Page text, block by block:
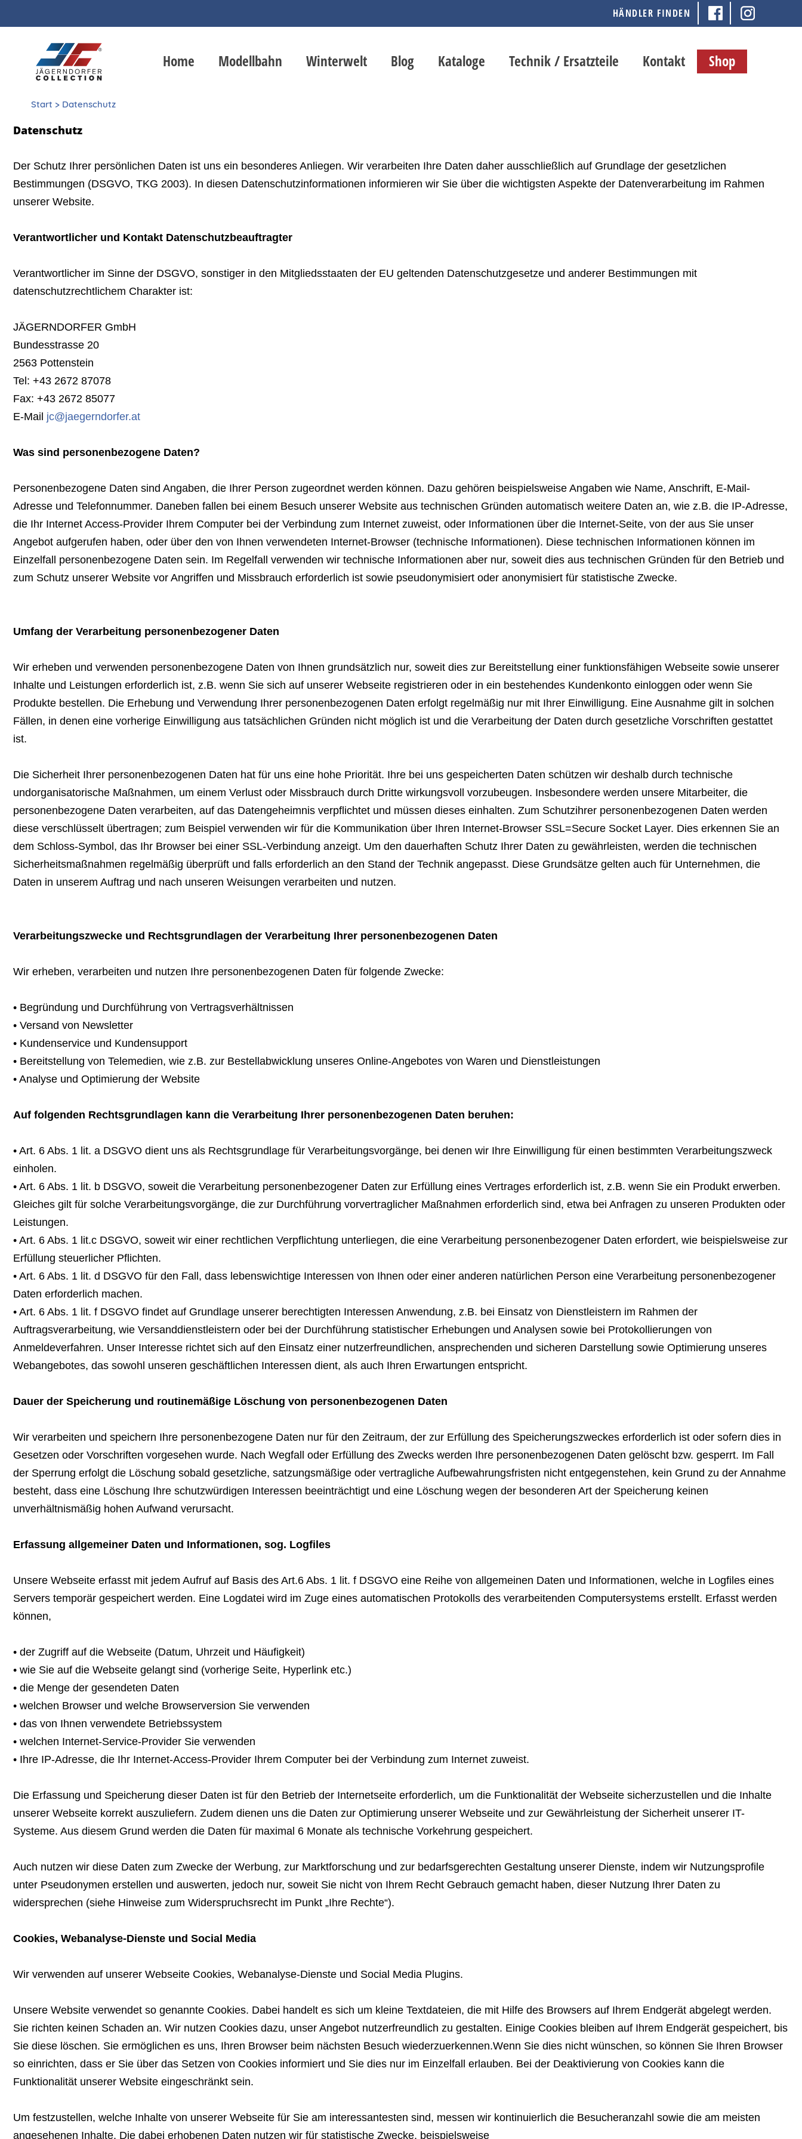
Home Modellbahn Winterwelt Blog Kataloge Technik / Ersatzteile Kontakt Shop
HÄNDLER FINDEN
Start > Datenschutz
Datenschutz
Der Schutz Ihrer persönlichen Daten ist uns ein besonderes Anliegen. Wir verarbeiten Ihre Daten daher ausschließlich auf Grundlage der gesetzlichen
Bestimmungen (DSGVO, TKG 2003). In diesen Datenschutzinformationen informieren wir Sie über die wichtigsten Aspekte der Datenverarbeitung im Rahmen
unserer Website.
Verantwortlicher und Kontakt Datenschutzbeauftragter
Verantwortlicher im Sinne der DSGVO, sonstiger in den Mitgliedsstaaten der EU geltenden Datenschutzgesetze und anderer Bestimmungen mit
datenschutzrechtlichem Charakter ist:
JÄGERNDORFER GmbH
Bundesstrasse 20
2563 Pottenstein
Tel: +43 2672 87078
Fax: +43 2672 85077
E-Mail jc@jaegerndorfer.at
Was sind personenbezogene Daten?
Personenbezogene Daten sind Angaben, die Ihrer Person zugeordnet werden können. Dazu gehören beispielsweise Angaben wie Name, Anschrift, E-Mail-
Adresse und Telefonnummer. Daneben fallen bei einem Besuch unserer Website aus technischen Gründen automatisch weitere Daten an, wie z.B. die IP-Adresse,
die Ihr Internet Access-Provider Ihrem Computer bei der Verbindung zum Internet zuweist, oder Informationen über die Internet-Seite, von der aus Sie unser
Angebot aufgerufen haben, oder über den von Ihnen verwendeten Internet-Browser (technische Informationen). Diese technischen Informationen können im
Einzelfall personenbezogene Daten sein. Im Regelfall verwenden wir technische Informationen aber nur, soweit dies aus technischen Gründen für den Betrieb und
zum Schutz unserer Website vor Angriffen und Missbrauch erforderlich ist sowie pseudonymisiert oder anonymisiert für statistische Zwecke.
Umfang der Verarbeitung personenbezogener Daten
Wir erheben und verwenden personenbezogene Daten von Ihnen grundsätzlich nur, soweit dies zur Bereitstellung einer funktionsfähigen Webseite sowie unserer
Inhalte und Leistungen erforderlich ist, z.B. wenn Sie sich auf unserer Webseite registrieren oder in ein bestehendes Kundenkonto einloggen oder wenn Sie
Produkte bestellen. Die Erhebung und Verwendung Ihrer personenbezogenen Daten erfolgt regelmäßig nur mit Ihrer Einwilligung. Eine Ausnahme gilt in solchen
Fällen, in denen eine vorherige Einwilligung aus tatsächlichen Gründen nicht möglich ist und die Verarbeitung der Daten durch gesetzliche Vorschriften gestattet
ist.
Die Sicherheit Ihrer personenbezogenen Daten hat für uns eine hohe Priorität. Ihre bei uns gespeicherten Daten schützen wir deshalb durch technische
undorganisatorische Maßnahmen, um einem Verlust oder Missbrauch durch Dritte wirkungsvoll vorzubeugen. Insbesondere werden unsere Mitarbeiter, die
personenbezogene Daten verarbeiten, auf das Datengeheimnis verpflichtet und müssen dieses einhalten. Zum Schutzihrer personenbezogenen Daten werden
diese verschlüsselt übertragen; zum Beispiel verwenden wir für die Kommunikation über Ihren Internet-Browser SSL=Secure Socket Layer. Dies erkennen Sie an
dem Schloss-Symbol, das Ihr Browser bei einer SSL-Verbindung anzeigt. Um den dauerhaften Schutz Ihrer Daten zu gewährleisten, werden die technischen
Sicherheitsmaßnahmen regelmäßig überprüft und falls erforderlich an den Stand der Technik angepasst. Diese Grundsätze gelten auch für Unternehmen, die
Daten in unserem Auftrag und nach unseren Weisungen verarbeiten und nutzen.
Verarbeitungszwecke und Rechtsgrundlagen der Verarbeitung Ihrer personenbezogenen Daten
Wir erheben, verarbeiten und nutzen Ihre personenbezogenen Daten für folgende Zwecke:
• Begründung und Durchführung von Vertragsverhältnissen
• Versand von Newsletter
• Kundenservice und Kundensupport
• Bereitstellung von Telemedien, wie z.B. zur Bestellabwicklung unseres Online-Angebotes von Waren und Dienstleistungen
• Analyse und Optimierung der Website
Auf folgenden Rechtsgrundlagen kann die Verarbeitung Ihrer personenbezogenen Daten beruhen:
• Art. 6 Abs. 1 lit. a DSGVO dient uns als Rechtsgrundlage für Verarbeitungsvorgänge, bei denen wir Ihre Einwilligung für einen bestimmten Verarbeitungszweck
einholen.
• Art. 6 Abs. 1 lit. b DSGVO, soweit die Verarbeitung personenbezogener Daten zur Erfüllung eines Vertrages erforderlich ist, z.B. wenn Sie ein Produkt erwerben.
Gleiches gilt für solche Verarbeitungsvorgänge, die zur Durchführung vorvertraglicher Maßnahmen erforderlich sind, etwa bei Anfragen zu unseren Produkten oder
Leistungen.
• Art. 6 Abs. 1 lit.c DSGVO, soweit wir einer rechtlichen Verpflichtung unterliegen, die eine Verarbeitung personenbezogener Daten erfordert, wie beispielsweise zur
Erfüllung steuerlicher Pflichten.
• Art. 6 Abs. 1 lit. d DSGVO für den Fall, dass lebenswichtige Interessen von Ihnen oder einer anderen natürlichen Person eine Verarbeitung personenbezogener
Daten erforderlich machen.
• Art. 6 Abs. 1 lit. f DSGVO findet auf Grundlage unserer berechtigten Interessen Anwendung, z.B. bei Einsatz von Dienstleistern im Rahmen der
Auftragsverarbeitung, wie Versanddienstleistern oder bei der Durchführung statistischer Erhebungen und Analysen sowie bei Protokollierungen von
Anmeldeverfahren. Unser Interesse richtet sich auf den Einsatz einer nutzerfreundlichen, ansprechenden und sicheren Darstellung sowie Optimierung unseres
Webangebotes, das sowohl unseren geschäftlichen Interessen dient, als auch Ihren Erwartungen entspricht.
Dauer der Speicherung und routinemäßige Löschung von personenbezogenen Daten
Wir verarbeiten und speichern Ihre personenbezogene Daten nur für den Zeitraum, der zur Erfüllung des Speicherungszweckes erforderlich ist oder sofern dies in
Gesetzen oder Vorschriften vorgesehen wurde. Nach Wegfall oder Erfüllung des Zwecks werden Ihre personenbezogenen Daten gelöscht bzw. gesperrt. Im Fall
der Sperrung erfolgt die Löschung sobald gesetzliche, satzungsmäßige oder vertragliche Aufbewahrungsfristen nicht entgegenstehen, kein Grund zu der Annahme
besteht, dass eine Löschung Ihre schutzwürdigen Interessen beeinträchtigt und eine Löschung wegen der besonderen Art der Speicherung keinen
unverhältnismäßig hohen Aufwand verursacht.
Erfassung allgemeiner Daten und Informationen, sog. Logfiles
Unsere Webseite erfasst mit jedem Aufruf auf Basis des Art.6 Abs. 1 lit. f DSGVO eine Reihe von allgemeinen Daten und Informationen, welche in Logfiles eines
Servers temporär gespeichert werden. Eine Logdatei wird im Zuge eines automatischen Protokolls des verarbeitenden Computersystems erstellt. Erfasst werden
können,
• der Zugriff auf die Webseite (Datum, Uhrzeit und Häufigkeit)
• wie Sie auf die Webseite gelangt sind (vorherige Seite, Hyperlink etc.)
• die Menge der gesendeten Daten
• welchen Browser und welche Browserversion Sie verwenden
• das von Ihnen verwendete Betriebssystem
• welchen Internet-Service-Provider Sie verwenden
• Ihre IP-Adresse, die Ihr Internet-Access-Provider Ihrem Computer bei der Verbindung zum Internet zuweist.
Die Erfassung und Speicherung dieser Daten ist für den Betrieb der Internetseite erforderlich, um die Funktionalität der Webseite sicherzustellen und die Inhalte
unserer Webseite korrekt auszuliefern. Zudem dienen uns die Daten zur Optimierung unserer Webseite und zur Gewährleistung der Sicherheit unserer IT-
Systeme. Aus diesem Grund werden die Daten für maximal 6 Monate als technische Vorkehrung gespeichert.
Auch nutzen wir diese Daten zum Zwecke der Werbung, zur Marktforschung und zur bedarfsgerechten Gestaltung unserer Dienste, indem wir Nutzungsprofile
unter Pseudonymen erstellen und auswerten, jedoch nur, soweit Sie nicht von Ihrem Recht Gebrauch gemacht haben, dieser Nutzung Ihrer Daten zu
widersprechen (siehe Hinweise zum Widerspruchsrecht im Punkt „Ihre Rechte“).
Cookies, Webanalyse-Dienste und Social Media
Wir verwenden auf unserer Webseite Cookies, Webanalyse-Dienste und Social Media Plugins.
Unsere Website verwendet so genannte Cookies. Dabei handelt es sich um kleine Textdateien, die mit Hilfe des Browsers auf Ihrem Endgerät abgelegt werden.
Sie richten keinen Schaden an. Wir nutzen Cookies dazu, unser Angebot nutzerfreundlich zu gestalten. Einige Cookies bleiben auf Ihrem Endgerät gespeichert, bis
Sie diese löschen. Sie ermöglichen es uns, Ihren Browser beim nächsten Besuch wiederzuerkennen.Wenn Sie dies nicht wünschen, so können Sie Ihren Browser
so einrichten, dass er Sie über das Setzen von Cookies informiert und Sie dies nur im Einzelfall erlauben. Bei der Deaktivierung von Cookies kann die
Funktionalität unserer Website eingeschränkt sein.
Um festzustellen, welche Inhalte von unserer Webseite für Sie am interessantesten sind, messen wir kontinuierlich die Besucheranzahl sowie die am meisten
angesehenen Inhalte. Die dabei erhobenen Daten nutzen wir für statistische Zwecke, beispielsweise